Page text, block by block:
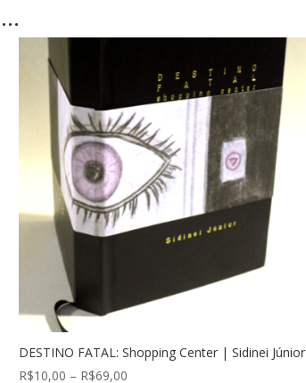
DESTINO FATAL: Shopping Center | Sidinei Júnior
R$10,00 – R$69,00Faixa